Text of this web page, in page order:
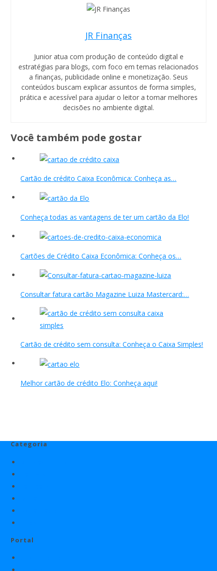
JR Finanças
Junior atua com produção de conteúdo digital e
estratégias para blogs, com foco em temas relacionados
a finanças, publicidade online e monetização. Seus
conteúdos buscam explicar assuntos de forma simples,
prática e acessível para ajudar o leitor a tomar melhores
decisões no ambiente digital.
Você também pode gostar
Cartão de crédito Caixa Econômica: Conheça as…
Conheça todas as vantagens de ter um cartão da Elo!
Cartões de Crédito Caixa Econômica: Conheça os…
Consultar fatura cartão Magazine Luiza Mastercard:…
Cartão de crédito sem consulta: Conheça o Caixa Simples!
Melhor cartão de crédito Elo: Conheça aqui!
Categoria
Portal